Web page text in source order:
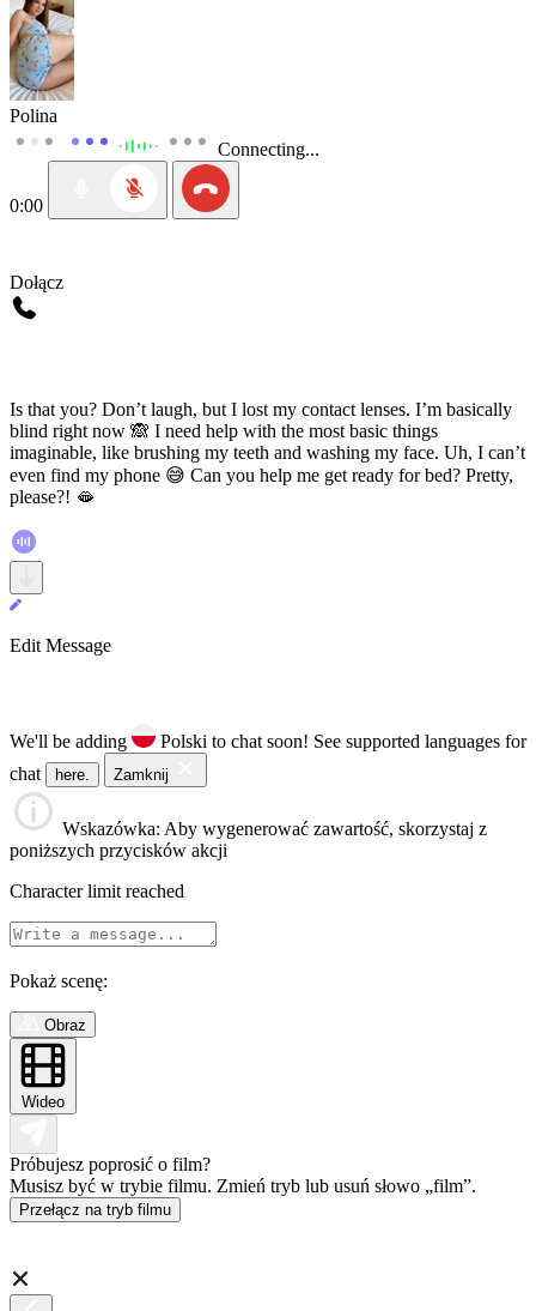
Polina
Connecting...
0:00
Dołącz
Is that you? Don’t laugh, but I lost my contact lenses. I’m basically
blind right now 🙈 I need help with the most basic things
imaginable, like brushing my teeth and washing my face. Uh, I can’t
even find my phone 😅 Can you help me get ready for bed? Pretty,
please?! 🫦
Edit Message
We'll be adding Polski to chat soon! See supported languages for
chat
here. Zamknij
Wskazówka: Aby wygenerować zawartość, skorzystaj z
poniższych przycisków akcji
Character limit reached
Pokaż scenę:
Obraz
Wideo
Próbujesz poprosić o film?
Musisz być w trybie filmu. Zmień tryb lub usuń słowo „film”.
Przełącz na tryb filmu